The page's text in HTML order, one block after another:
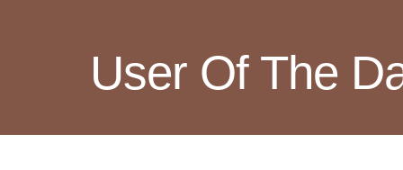
User Of The